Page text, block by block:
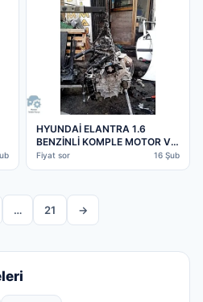
HYUNDAİ ELANTRA 1.6
BENZİNLİ KOMPLE MOTOR VE
TÜM PARÇALAR MEVCUT |
ÇIKMA PARÇA
Fiyat sor 16 Şub
… 21 →